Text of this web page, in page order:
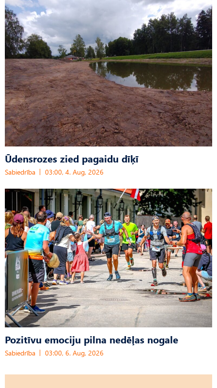
Ūdensrozes zied pagaidu dīķī
Sabiedrība 03:00, 4. Aug, 2026
Pozitīvu emociju pilna nedēļas nogale
Sabiedrība 03:00, 6. Aug, 2026